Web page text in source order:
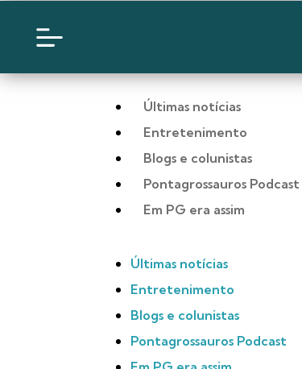
Últimas notícias
Entretenimento
Blogs e colunistas
Pontagrossauros Podcast
Em PG era assim
Últimas notícias
Entretenimento
Blogs e colunistas
Pontagrossauros Podcast